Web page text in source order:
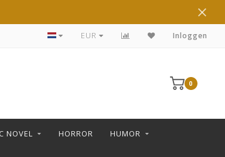
DE LEUKSTE STRIPS KOOP JE IN DE L SHOP
EUR Inloggen
0
NOVEL HORROR HUMOR